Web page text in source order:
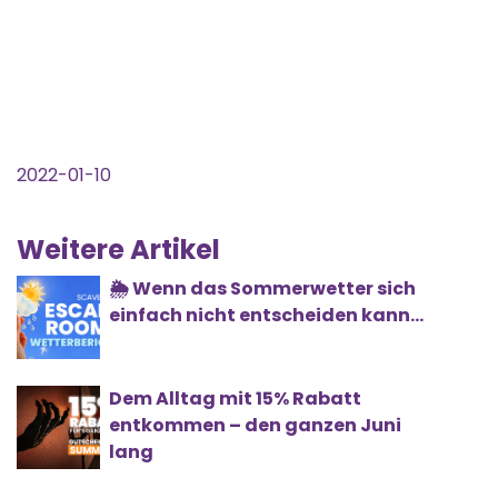
2022-01-10
Weitere Artikel
🌦️ Wenn das Sommerwetter sich
einfach nicht entscheiden kann...
Dem Alltag mit 15% Rabatt
entkommen – den ganzen Juni
lang